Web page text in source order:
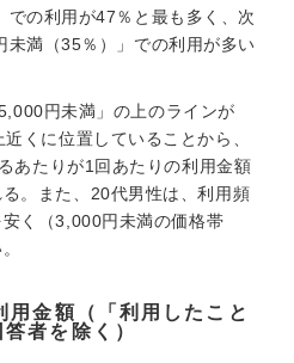
での利用が47％と最も多く、次
満（35％）」での利用が多い
円未満」の上のラインが
くに位置していることから、
あたりが1回あたりの利用金額
。また、20代男性は、利用頻
く（3,000円未満の価格帯
金額（「利用したこと
者を除く）